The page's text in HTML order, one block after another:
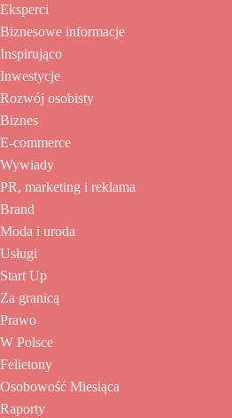
Eksperci
Biznesowe informacje
Inspirująco
Inwestycje
Rozwój osobisty
Biznes
E-commerce
Wywiady
PR, marketing i reklama
Brand
Moda i uroda
Usługi
Start Up
Za granicą
Prawo
W Polsce
Felietony
Osobowość Miesiąca
Raporty